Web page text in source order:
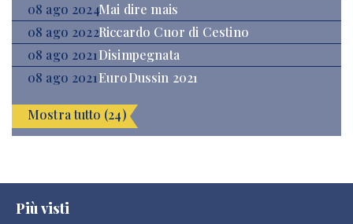
08 ago 2024Mai dire mais
08 ago 2022Riccardo Cuor di Cestino
08 ago 2021Disimpegnata
08 ago 2021EuroDussin 2021
Mostra tutto (24)
Più visti